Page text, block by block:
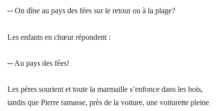
─ On dîne au pays des fées sur le retour ou à la plage?
Les enfants en chœur répondent :
─ Au pays des fées!
Les pères sourient et toute la marmaille s’enfonce dans les bois,
tandis que Pierre ramasse, près de la voiture, une voiturette pleine